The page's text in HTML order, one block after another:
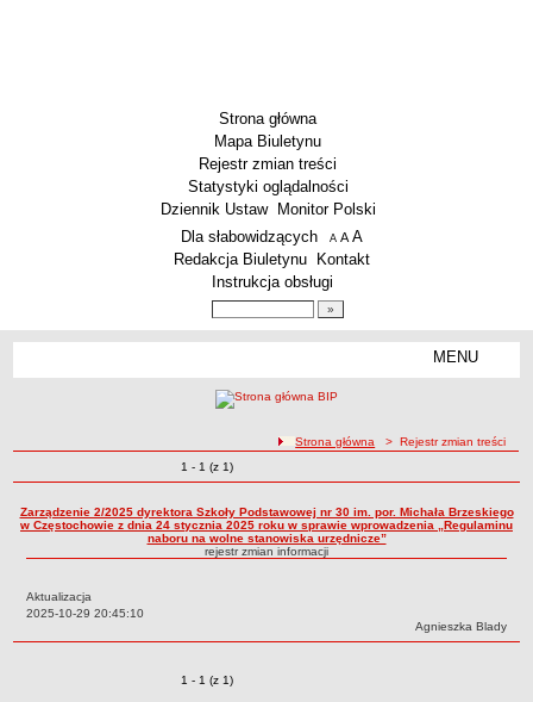
Strona główna
Mapa Biuletynu
Rejestr zmian treści
Statystyki oglądalności
Dziennik Ustaw
Monitor Polski
Menu dodatkowe
Dla słabowidzących A pomniejsz czcionkę
A standardowy rozmiar czcionki
A
Redakcja Biuletynu
Kontakt
Instrukcja obsługi
MENU
Techniczne Zakłady Naukowe
PRZEDSZKOLA
Przedszkola Miejskie
Zlikwidowane gimnazja
Przekształcone szkoły i placówki
Wielofunkcyjna Placówka
ścieżka nawigacji
Strona główna > Rejestr zmian treści
Zmiany o pozycjach
1 - 1 (z 1)
Zarządzenie 2/2025 dyrektora Szkoły Podstawowej nr 30 im. por. Michała Brzeskiego
w Częstochowie z dnia 24 stycznia 2025 roku w sprawie wprowadzenia „Regulaminu
naboru na wolne stanowiska urzędnicze”
rejestr zmian informacji
Aktualizacja
Data:
2025-10-29 20:45:10
Autor:
Agnieszka Blady
Zmiany o pozycjach
1 - 1 (z 1)